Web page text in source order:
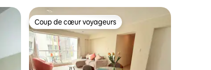
Coup de cœur voyageurs
Coup de cœur voyageurs